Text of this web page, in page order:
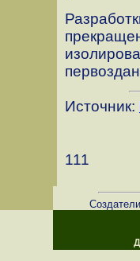
Источник:
111